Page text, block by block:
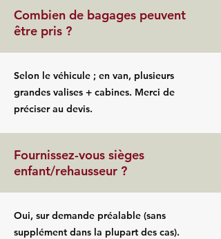
Combien de bagages peuvent
être pris ?
Selon le véhicule ; en van, plusieurs
grandes valises + cabines. Merci de
préciser au devis.
Fournissez-vous sièges
enfant/rehausseur ?
Oui, sur demande préalable (sans
supplément dans la plupart des cas).